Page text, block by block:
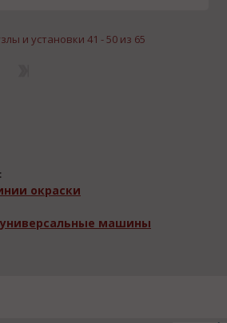
и установки 41 - 50 из 65
окраски
машины